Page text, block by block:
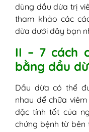
dùng dầu dừa trị
tham khảo các
dừa dưới đây bạn
II – 7 cách
bằng dầu
Dầu dừa có thể
nhau để chữa
đặc tính tốt của
chứng bệnh từ